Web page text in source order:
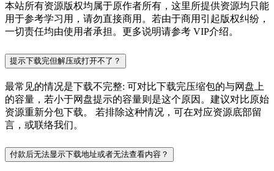
本站所有资源版权均属于原作者所有，这里所提供资源均只能
用于参考学习用，请勿直接商用。若由于商用引起版权纠纷，
一切责任均由使用者承担。更多说明请参考 VIP介绍。
提示下载完但解压或打开不了？
最常见的情况是下载不完整: 可对比下载完压缩包的与网盘上
的容量，若小于网盘提示的容量则是这个原因。建议对比原始
资源重新分包下载。 若排除这种情况，可在对应资源底部留
言，或联络我们。
付款后无法显示下载地址或者无法查看内容？